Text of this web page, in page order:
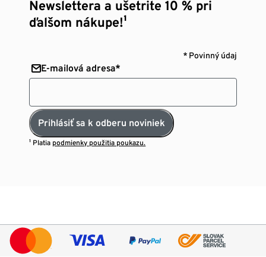
Newslettera a ušetrite 10 % pri
ďalšom nákupe!¹
* Povinný údaj
E-mailová adresa*
Prihlásiť sa k odberu noviniek
¹ Platia podmienky použitia poukazu.